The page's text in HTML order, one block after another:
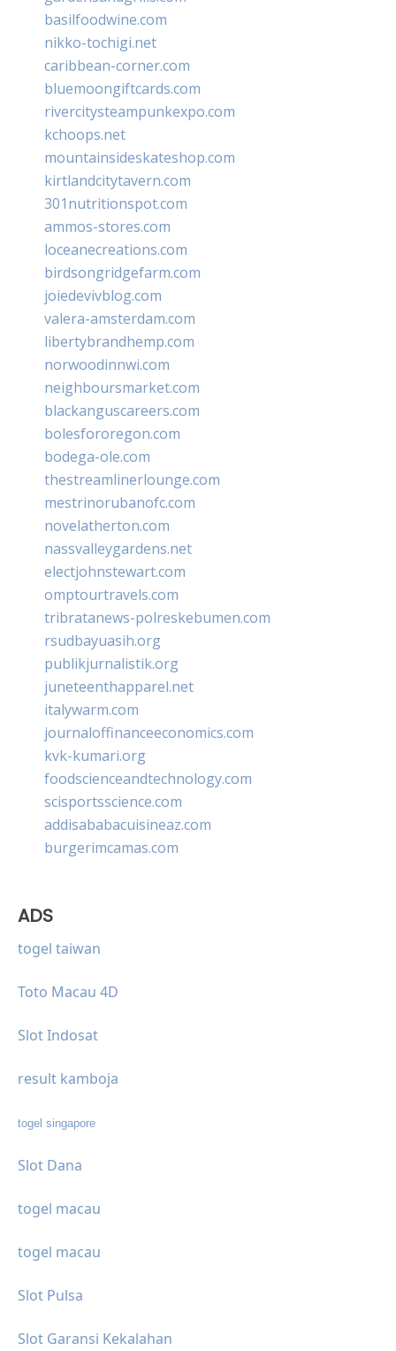
basilfoodwine.com
nikko-tochigi.net
caribbean-corner.com
bluemoongiftcards.com
rivercitysteampunkexpo.com
kchoops.net
mountainsideskateshop.com
kirtlandcitytavern.com
301nutritionspot.com
ammos-stores.com
loceanecreations.com
birdsongridgefarm.com
joiedevivblog.com
valera-amsterdam.com
libertybrandhemp.com
norwoodinnwi.com
neighboursmarket.com
blackanguscareers.com
bolesfororegon.com
bodega-ole.com
thestreamlinerlounge.com
mestrinorubanofc.com
novelatherton.com
nassvalleygardens.net
electjohnstewart.com
omptourtravels.com
tribratanews-polreskebumen.com
rsudbayuasih.org
publikjurnalistik.org
juneteenthapparel.net
italywarm.com
journaloffinanceeconomics.com
kvk-kumari.org
foodscienceandtechnology.com
scisportsscience.com
addisababacuisineaz.com
burgerimcamas.com
ADS
togel taiwan
Toto Macau 4D
Slot Indosat
result kamboja
togel singapore
Slot Dana
togel macau
togel macau
Slot Pulsa
Slot Garansi Kekalahan